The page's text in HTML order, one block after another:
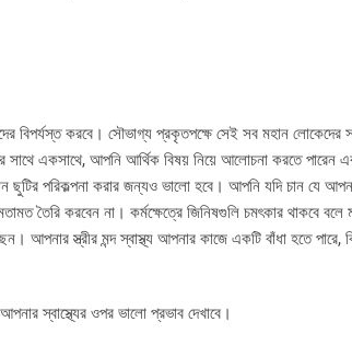
বিপর্যস্ত করবে। সৌভাগ্য প্রকৃতপক্ষে সেই সব মহান লোকেদের
সাথে একসাথে, আপনি আর্থিক বিষয় নিয়ে আলোচনা করতে
ছুটির পরিকল্পনা করার জন্যও ভালো হবে। আপনি যদি চান যে
তৈরি করবেন না। কর্মক্ষেত্রে জিনিষগুলি চমৎকার থাকবে
আপনার স্ত্রীর মন্দ স্বাস্থ্য আপনার কাজে একটি বাঁধা হতে
স্বাস্থ্যের ওপর ভালো প্রভাব দেখাবে।